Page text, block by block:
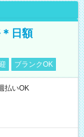
日額
ブランクOK
払いOK